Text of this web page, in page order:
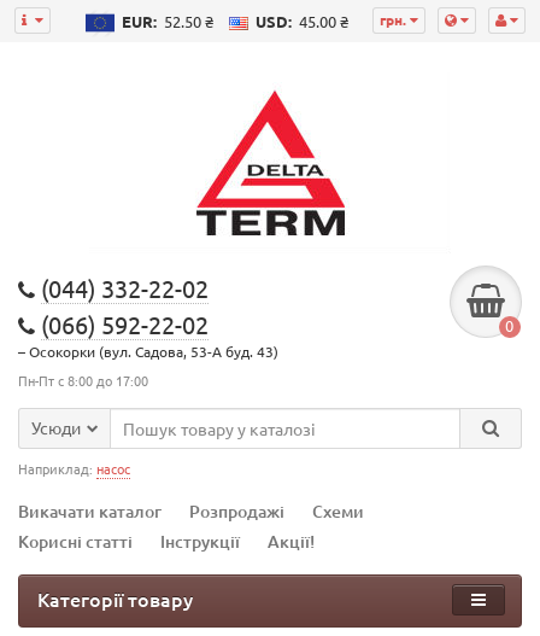
грн.
EUR: 52.50 ₴ USD: 45.00 ₴
(044) 332-22-02
(066) 592-22-02
– Осокорки (вул. Садова, 53-А буд. 43)
Пн-Пт с 8:00 до 17:00
0
Усюди
Наприклад: насос
Викачати каталог Розпродажі
Схеми
Корисні статті
Інструкції Акції!
Категорії товару